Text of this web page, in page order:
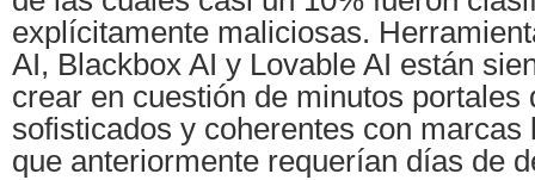
explícitamente maliciosas.
AI, Blackbox AI y Lovable AI están
crear en cuestión de minutos portales
sofisticados y coherentes con marcas
que anteriormente requerían días de